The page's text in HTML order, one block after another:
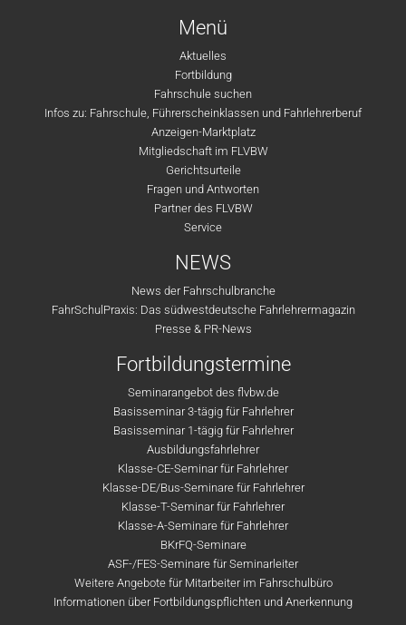
Menü
Aktuelles
Fortbildung
Fahrschule suchen
Infos zu: Fahrschule, Führerscheinklassen und Fahrlehrerberuf
Anzeigen-Marktplatz
Mitgliedschaft im FLVBW
Gerichtsurteile
Fragen und Antworten
Partner des FLVBW
Service
NEWS
News der Fahrschulbranche
FahrSchulPraxis: Das südwestdeutsche Fahrlehrermagazin
Presse & PR-News
Fortbildungstermine
Seminarangebot des flvbw.de
Basisseminar 3-tägig für Fahrlehrer
Basisseminar 1-tägig für Fahrlehrer
Ausbildungsfahrlehrer
Klasse-CE-Seminar für Fahrlehrer
Klasse-DE/Bus-Seminare für Fahrlehrer
Klasse-T-Seminar für Fahrlehrer
Klasse-A-Seminare für Fahrlehrer
BKrFQ-Seminare
ASF-/FES-Seminare für Seminarleiter
Weitere Angebote für Mitarbeiter im Fahrschulbüro
Informationen über Fortbildungspflichten und Anerkennung